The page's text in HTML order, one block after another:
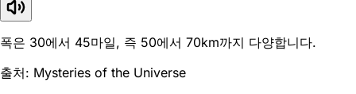
폭은 30에서 45마일, 즉 50에서 70km까지 다양합니다.
출처: Mysteries of the Universe